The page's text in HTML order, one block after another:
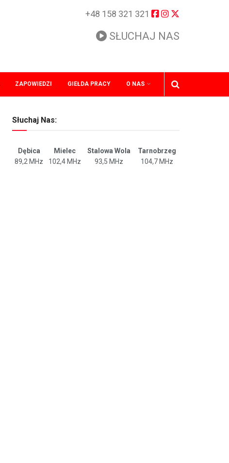
+48 158 321 321
SŁUCHAJ NAS
ZAPOWIEDZI GIEŁDA PRACY O NAS
Słuchaj Nas:
Dębica Mielec Stalowa Wola
Tarnobrzeg
89,2 MHz
102,4 MHz 93,5 MHz 104,7 MHz